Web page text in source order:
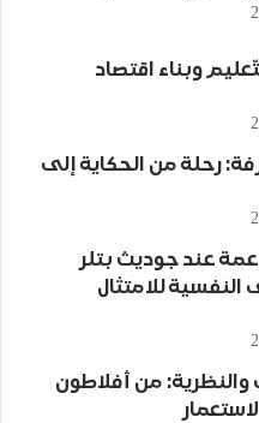
وبناء اقتصاد
رحلة من الحكاية إلى
عند جوديث بتلر
النفسية للامتثال
والنظرية: من أفلاطون